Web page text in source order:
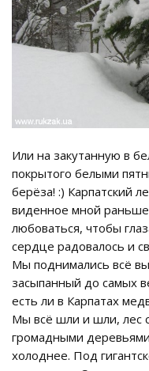
Или на закутанную в
покрытого белыми
берёза! :) Карпатский
виденное мной
любоваться, чтобы
сердце радовалось и
Мы поднимались всё
засыпанный до самых
есть ли в Карпатах
Мы всё шли и шли, лес
громадными
холоднее. Под